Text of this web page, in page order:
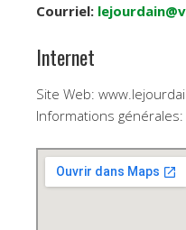
Courriel:
Internet
Site Web:
Informations générales: